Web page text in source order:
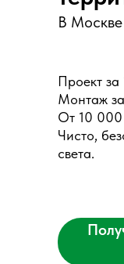
Проект за
Монтаж
От 10
Чисто,
света.
В